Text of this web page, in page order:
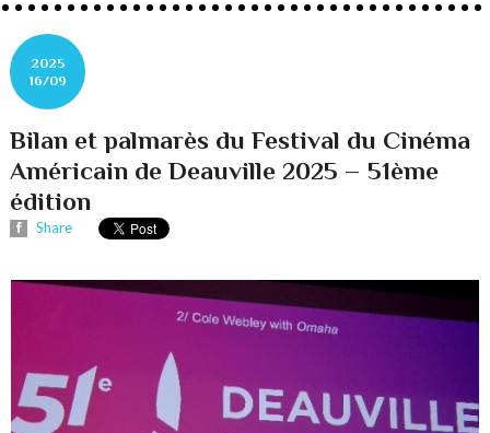
2025
16/09
Bilan et palmarès du Festival du Cinéma
Américain de Deauville 2025 – 51ème
édition
Share